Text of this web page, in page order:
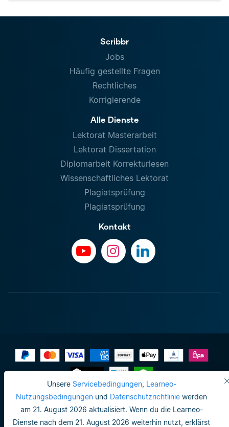
Unsere Servicebedingungen, Learneo-
Nutzungsbedingungen und Datenschutzrichtlinie werden
am 21. August 2026 aktualisiert. Wenn du die Learneo-
Dienste nach dem 21. August 2026 weiterhin nutzt, erklärst
Scribbr
Jobs
Häufig gestellte Fragen
Rechtliches
Korrigierende
Alle Dienste
Lektorat Masterarbeit
Lektorat Dissertation
Diplomarbeit Korrekturlesen
Wissenschaftliches Lektorat
Plagiatsprüfung
Plagiatsprüfung
Kontakt
Impressum
Datenschutzrichtlinie